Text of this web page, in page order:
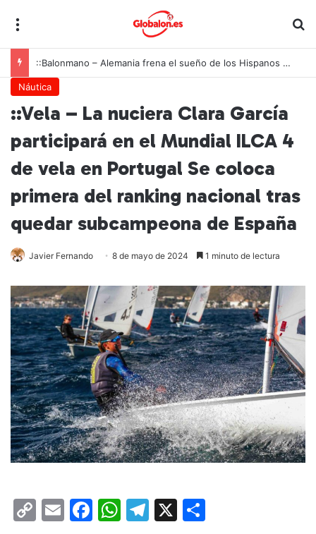
::Balonmano – Alemania frena el sueño de los Hispanos Juveniles, que lucharán ahora por el bronce europeo
Náutica
::Vela – La nuciera Clara García
participará en el Mundial ILCA 4
de vela en Portugal Se coloca
primera del ranking nacional tras
quedar subcampeona de España
Javier Fernando 8 de mayo de 2024 1 minuto de lectura
C
E
F
W T
X